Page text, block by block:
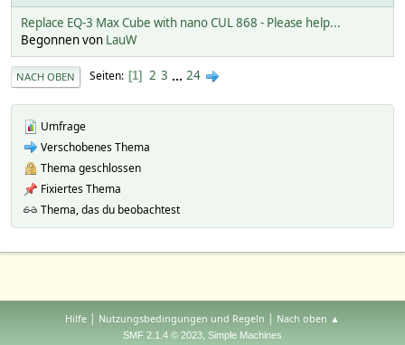
Replace EQ-3 Max Cube with nano CUL 868 - Please help...
Begonnen von LauW
NACH OBEN Seiten 1 2 3 ... 24
Umfrage
Verschobenes Thema
Thema geschlossen
Fixiertes Thema
Thema, das du beobachtest
Hilfe | Nutzungsbedingungen und Regeln | Nach oben ▲
SMF 2.1.4 © 2023, Simple Machines